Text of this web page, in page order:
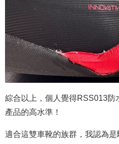
綜合以上，個人覺得RSS013防
產品的高水準！
適合這雙車靴的族群，我認為